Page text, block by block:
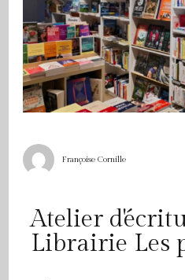
Françoise Cornille
Atelier
Librairie Les